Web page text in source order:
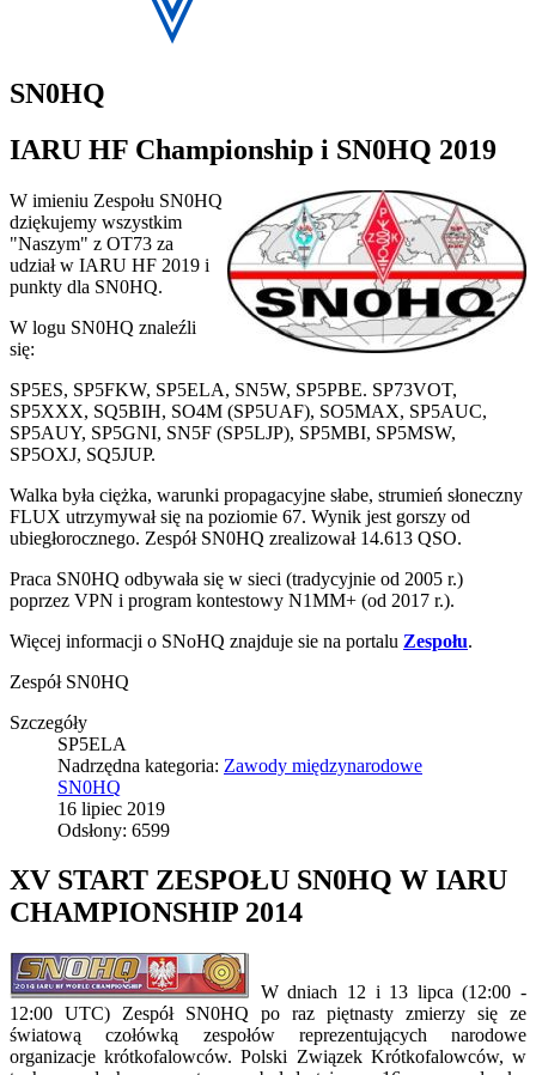
SN0HQ
IARU HF Championship i SN0HQ 2019
W imieniu Zespołu SN0HQ
dziękujemy wszystkim
"Naszym" z OT73 za
udział w IARU HF 2019 i
punkty dla SN0HQ.
W logu SN0HQ znaleźli
się:
SP5ES, SP5FKW, SP5ELA, SN5W, SP5PBE. SP73VOT,
SP5XXX, SQ5BIH, SO4M (SP5UAF), SO5MAX, SP5AUC,
SP5AUY, SP5GNI, SN5F (SP5LJP), SP5MBI, SP5MSW,
SP5OXJ, SQ5JUP.
Walka była ciężka, warunki propagacyjne słabe, strumień słoneczny
FLUX utrzymywał się na poziomie 67. Wynik jest gorszy od
ubiegłorocznego. Zespół SN0HQ zrealizował 14.613 QSO.
Praca SN0HQ odbywała się w sieci (tradycyjnie od 2005 r.)
poprzez VPN i program kontestowy N1MM+ (od 2017 r.).
Więcej informacji o SNoHQ znajduje sie na portalu Zespołu.
Zespół SN0HQ
Szczegóły
SP5ELA
Nadrzędna kategoria: Zawody międzynarodowe
SN0HQ
16 lipiec 2019
Odsłony: 6599
XV START ZESPOŁU SN0HQ W IARU
CHAMPIONSHIP 2014
W dniach 12 i 13 lipca (12:00 -
12:00 UTC) Zespół SN0HQ po raz piętnasty zmierzy się ze
światową czołówką zespołów reprezentujących narodowe
organizacje krótkofalowców. Polski Związek Krótkofalowców, w